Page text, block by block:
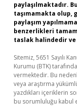
paylaşılmaktadır.
taşımamakta olup,
paylaşım
benzerlikleri
taslak halindedir
Sitemiz, 5651 Sayılı
Kurumu (BTK)
vermektedir. Bu
veya araştırma
yazdıkları içeriklerin
bu sorumluluğu kabul